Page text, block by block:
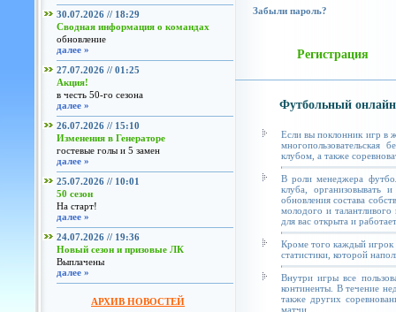
30.07.2026 // 18:29
Сводная информация о командах
обновление
далее »
27.07.2026 // 01:25
Акция!
в честь 50-го сезона
далее »
26.07.2026 // 15:10
Изменения в Генераторе
гостевые голы и 5 замен
далее »
25.07.2026 // 10:01
50 сезон
На старт!
далее »
24.07.2026 // 19:36
Новый сезон и призовые ЛК
Выплачены
далее »
АРХИВ НОВОСТЕЙ
Забыли пароль?
Регистрация
Футбольный
Если вы поклонник игр в
клубом, а также
В роли менеджера
клуба, организовывать
обновления состава
молодого и талантливого
для вас открыта и
Кроме того каждый игрок
статистики, которой
Внутри игры все
континенты. В течение
также других
матчи.